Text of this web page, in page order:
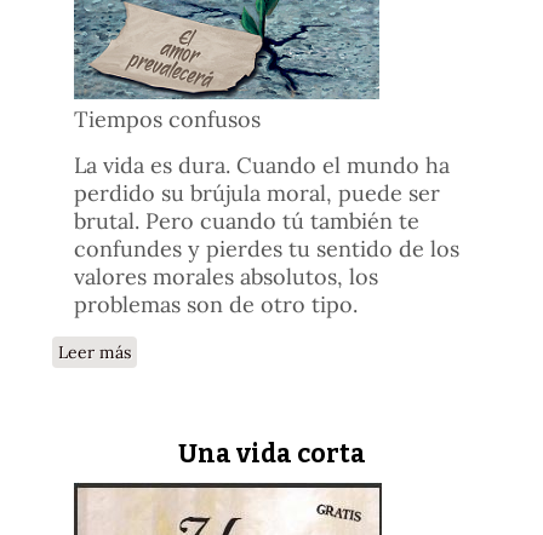
Tiempos confusos
La vida es dura. Cuando el mundo ha
perdido su brújula moral, puede ser
brutal. Pero cuando tú también te
confundes y pierdes tu sentido de los
valores morales absolutos, los
problemas son de otro tipo.
Leer mássobre En estos tiempos difíciles
Una vida corta